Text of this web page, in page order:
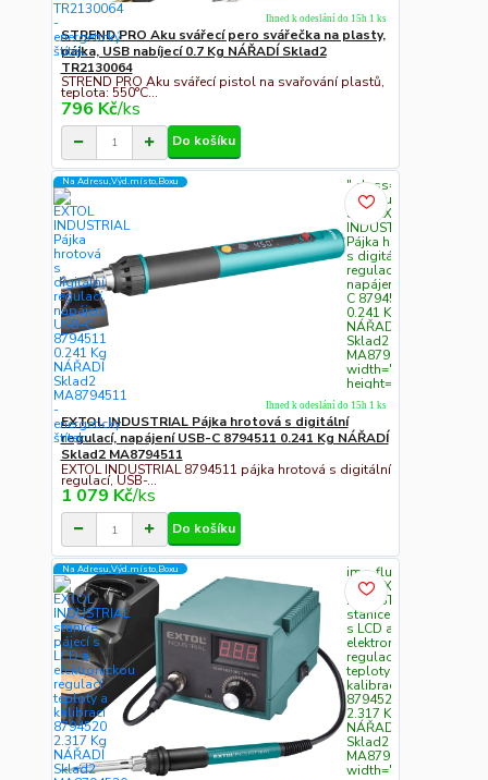
STREND PRO Aku svářecí pero svářečka na plasty,
pájka, USB nabíjecí 0.7 Kg NÁŘADÍ Sklad2
TR2130064
STREND PRO Aku svářecí pistol na svařování plastů,
teplota: 550°C...
796 Kč/ks
Ihned k odeslání do 15h 1 ks
Do košíku
Na Adresu,Výd.místo,Boxu
" class="c311
img-fluid"
alt="EXTOL
INDUSTRIAL
Pájka hrotová
s digitální
regulací,
napájení USB-
C 8794511
0.241 Kg
NÁŘADÍ
Sklad2
MA8794511"
width="300"
height="300">
EXTOL INDUSTRIAL Pájka hrotová s digitální
regulací, napájení USB-C 8794511 0.241 Kg NÁŘADÍ
Sklad2 MA8794511
EXTOL INDUSTRIAL 8794511 pájka hrotová s digitální
regulací, USB-...
1 079 Kč/ks
Ihned k odeslání do 15h 1 ks
Do košíku
Na Adresu,Výd.místo,Boxu
" class="c311
img-fluid"
alt="EXTOL
INDUSTRIAL
stanice pájecí
s LCD a
elektronickou
regulací
teploty a
kalibrací
8794520
2.317 Kg
NÁŘADÍ
Sklad2
MA8794520"
width="300"